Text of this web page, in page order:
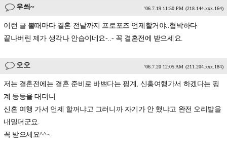
우씌~ '06.7.19 11:50 PM (218.144.xxx.164)
이런 글 볼때마다 결혼 전날까지 프로포즈 언제할거야..협박하다
끝나버린 제가 생각나 안습이네요-..- 꼭 결혼전에 받으세요.
오오 '06.7.20 12:05 AM (211.204.xxx.184)
저는 결혼전에는 결혼 준비로 바쁘다는 핑계, 신홍여행가서 하겠다는 핑
계 등등을 대더니
신혼 여행 가서 언제 할꺼냐고 그러니까 자기가 안 했냐고 완전 오리발을
내밀더군요.
꼭 받으세요^^~